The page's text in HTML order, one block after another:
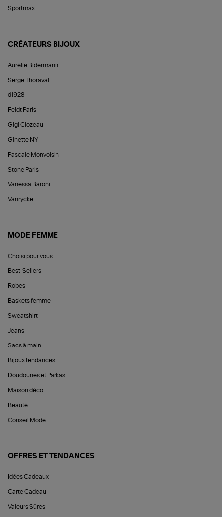
Sportmax
CRÉATEURS BIJOUX
Aurélie Bidermann
Serge Thoraval
d1928
Feidt Paris
Gigi Clozeau
Ginette NY
Pascale Monvoisin
Stone Paris
Vanessa Baroni
Vanrycke
MODE FEMME
Choisi pour vous
Best-Sellers
Robes
Baskets femme
Sweatshirt
Jeans
Sacs à main
Bijoux tendances
Doudounes et Parkas
Maison déco
Beauté
Conseil Mode
OFFRES ET TENDANCES
Idées Cadeaux
Carte Cadeau
Valeurs Sûres